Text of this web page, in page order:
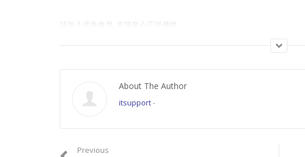
請加入成為會員, 支持良心正派傳媒。
Join this channel to get access to perks:
About The Author
itsupport-
Previous